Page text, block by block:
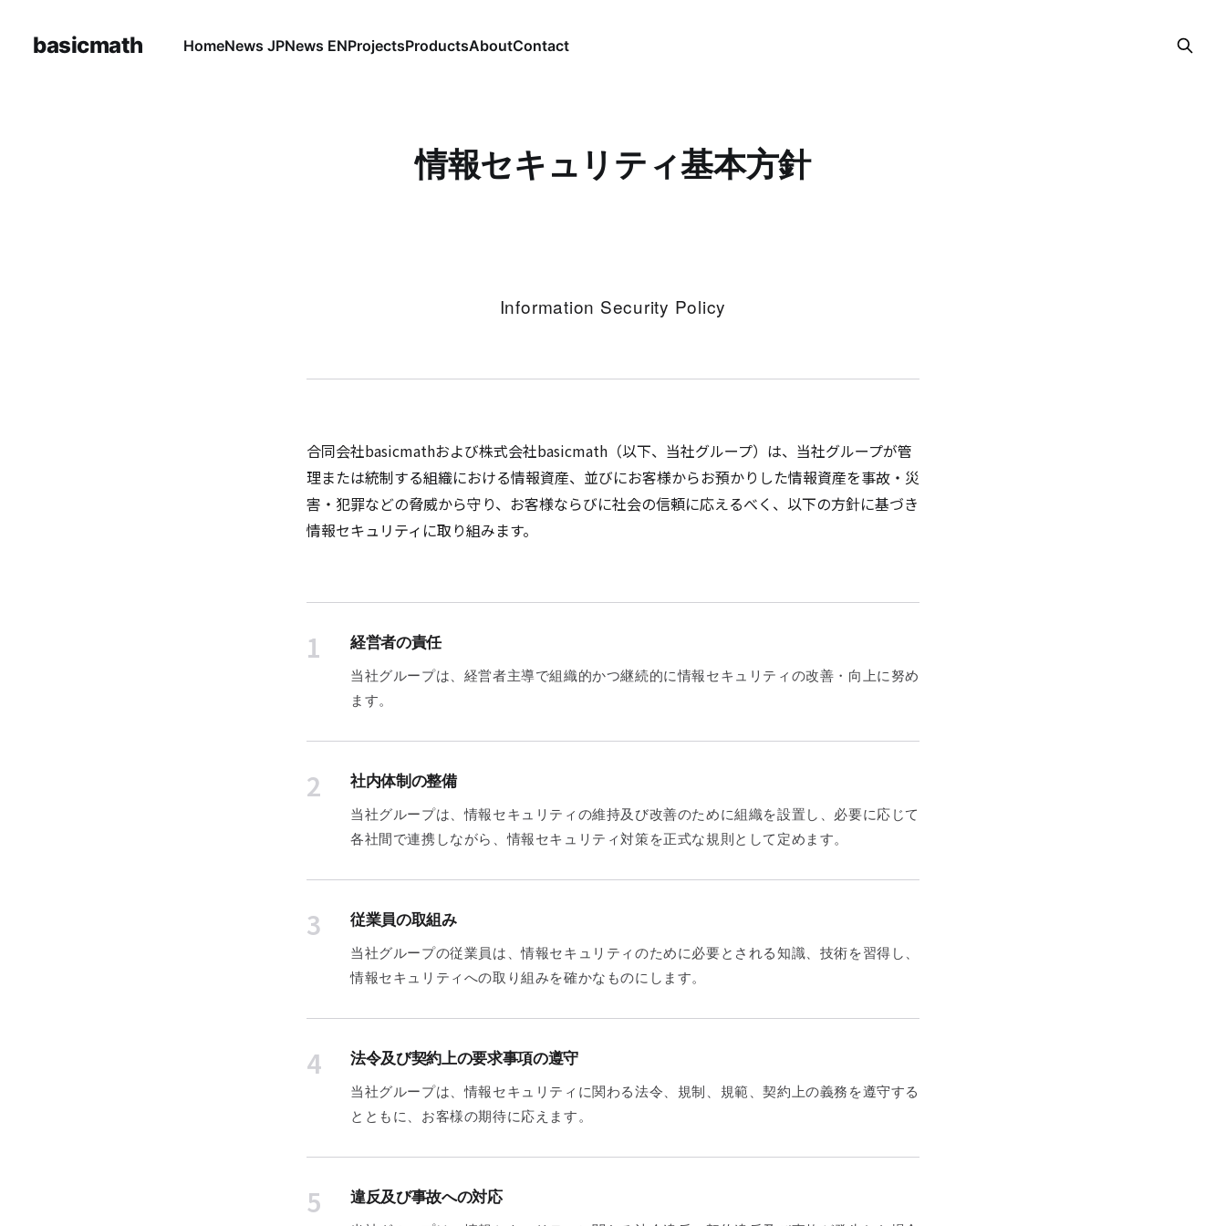
basicmath HomeNews JPNews ENProjectsProductsAboutContact
情報セキュリティ基本方針
Information Security Policy
合同会社basicmathおよび株式会社basicmath（以下、当社グループ）は、当社グループが管
理または統制する組織における情報資産、並びにお客様からお預かりした情報資産を事故・災
害・犯罪などの脅威から守り、お客様ならびに社会の信頼に応えるべく、以下の方針に基づき
情報セキュリティに取り組みます。
1 経営者の責任
当社グループは、経営者主導で組織的かつ継続的に情報セキュリティの改善・向上に努め
ます。
2 社内体制の整備
当社グループは、情報セキュリティの維持及び改善のために組織を設置し、必要に応じて
各社間で連携しながら、情報セキュリティ対策を正式な規則として定めます。
3 従業員の取組み
当社グループの従業員は、情報セキュリティのために必要とされる知識、技術を習得し、
情報セキュリティへの取り組みを確かなものにします。
4 法令及び契約上の要求事項の遵守
当社グループは、情報セキュリティに関わる法令、規制、規範、契約上の義務を遵守する
とともに、お客様の期待に応えます。
5 違反及び事故への対応